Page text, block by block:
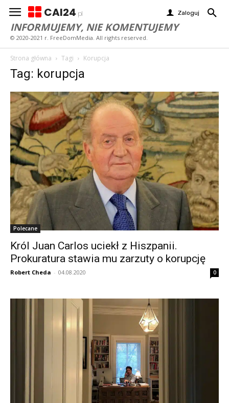
CAI24 pl Zaloguj
INFORMUJEMY, NIE KOMENTUJEMY
© 2020-2021 r. FreeDomMedia. All rights reserved.
Strona główna Tagi Korupcja
Tag: korupcja
Polecane
Król Juan Carlos uciekł z Hiszpanii.
Prokuratura stawia mu zarzuty o korupcję
Robert Cheda - 04.08.2020 0